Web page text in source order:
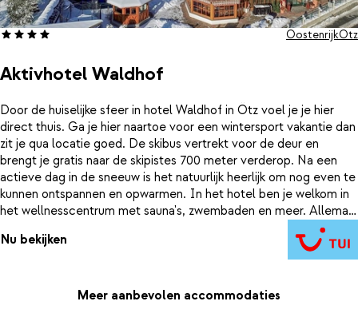
Aktivhotel Waldhof
OostenrijkÖtz
Door de huiselijke sfeer in hotel Waldhof in Ötz voel je je hier
direct thuis. Ga je hier naartoe voor een wintersport vakantie dan
zit je qua locatie goed. De skibus vertrekt voor de deur en
brengt je gratis naar de skipistes 700 meter verderop. Na een
actieve dag in de sneeuw is het natuurlijk heerlijk om nog even te
kunnen ontspannen en opwarmen. In het hotel ben je welkom in
het wellnesscentrum met sauna's, zwembaden en meer. Allemaal
gratis te gebruiken voor jou als hotelgast. Dé perfecte manier
om je dag af te sluiten en jezelf weer op te laden voor de
Nu bekijken
Meer aanbevolen accommodaties